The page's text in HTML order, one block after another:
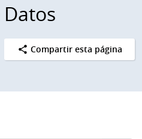
Compartir esta página